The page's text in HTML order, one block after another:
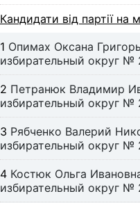
Кандидати від партії
1 Опимах Оксана
избирательный округ №
2 Петранюк Владимир
избирательный округ №
3 Рябченко Валерий
избирательный округ №
4 Костюк Ольга
избирательный округ №